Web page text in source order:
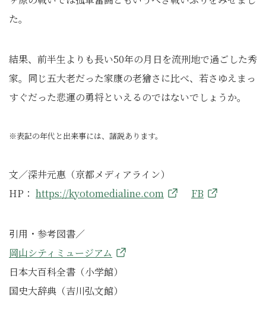
た。
結果、前半生よりも長い50年の月日を流刑地で過ごした秀
家。同じ五大老だった家康の老獪さに比べ、若さゆえまっ
すぐだった悲運の勇将といえるのではないでしょうか。
※表記の年代と出来事には、諸説あります。
文／深井元惠（京都メディアライン）
HP： https://kyotomedialine.com FB
引用・参考図書／
岡山シティミュージアム
日本大百科全書（小学館）
国史大辞典（吉川弘文館）